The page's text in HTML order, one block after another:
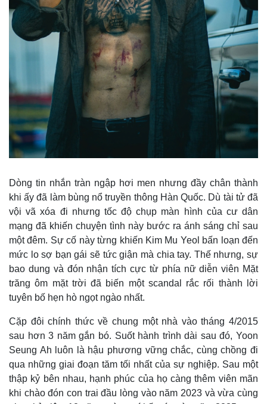
Thể thao
Lịch thi đấu bóng đá
Thế giới thể thao
eSports
Hậu trường
Ô tô - Xe máy
Xe máy
Tư vấn
Dòng tin nhắn tràn ngập hơi men nhưng đầy chân thành
khi ấy đã làm bùng nổ truyền thông Hàn Quốc. Dù tài tử đã
vội vã xóa đi nhưng tốc độ chụp màn hình của cư dân
mạng đã khiến chuyện tình này bước ra ánh sáng chỉ sau
một đêm. Sự cố này từng khiến Kim Mu Yeol bấn loạn đến
mức lo sợ bạn gái sẽ tức giận mà chia tay. Thế nhưng, sự
bao dung và đón nhận tích cực từ phía nữ diễn viên Mặt
trăng ôm mặt trời đã biến một scandal rắc rối thành lời
tuyên bố hẹn hò ngọt ngào nhất.
Cặp đôi chính thức về chung một nhà vào tháng 4/2015
sau hơn 3 năm gắn bó. Suốt hành trình dài sau đó, Yoon
Seung Ah luôn là hậu phương vững chắc, cùng chồng đi
qua những giai đoạn tăm tối nhất của sự nghiệp. Sau một
thập kỷ bên nhau, hạnh phúc của họ càng thêm viên mãn
khi chào đón con trai đầu lòng vào năm 2023 và vừa cùng